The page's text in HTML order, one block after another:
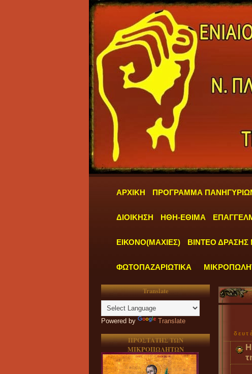
ΑΡΧΙΚΗ ΠΡΟΓΡΑΜΜΑ
ΔΙΟΙΚΗΣΗ ΗΘΗ-ΕΘΙΜΑ
ΕΙΚΟΝΟ(ΜΑΧΙΕΣ) ΒΙΝΤΕΟ ΔΡΑΣΗΣ
ΦΩΤΟΠΑΖΑΡΙΩΤΙΚΑ
Translate
Powered by Translate
ΠΡΟΣΤΑΤΗΣ ΤΩΝ
ΜΙΚΡΟΠΩΛΗΤΩΝ